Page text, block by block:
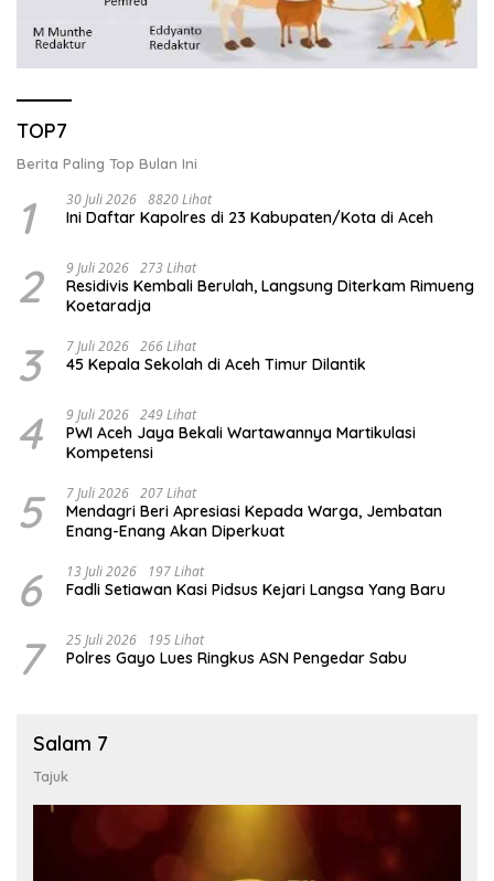
TOP7
Berita Paling Top Bulan Ini
1 30 Juli 2026 8820 Lihat
Ini Daftar Kapolres di 23 Kabupaten/Kota di Aceh
2 9 Juli 2026 273 Lihat
Residivis Kembali Berulah, Langsung Diterkam Rimueng
Koetaradja
3 7 Juli 2026 266 Lihat
45 Kepala Sekolah di Aceh Timur Dilantik
4 9 Juli 2026 249 Lihat
PWI Aceh Jaya Bekali Wartawannya Martikulasi
Kompetensi
5 7 Juli 2026 207 Lihat
Mendagri Beri Apresiasi Kepada Warga, Jembatan
Enang-Enang Akan Diperkuat
6 13 Juli 2026 197 Lihat
Fadli Setiawan Kasi Pidsus Kejari Langsa Yang Baru
7 25 Juli 2026 195 Lihat
Polres Gayo Lues Ringkus ASN Pengedar Sabu
Salam 7
Tajuk